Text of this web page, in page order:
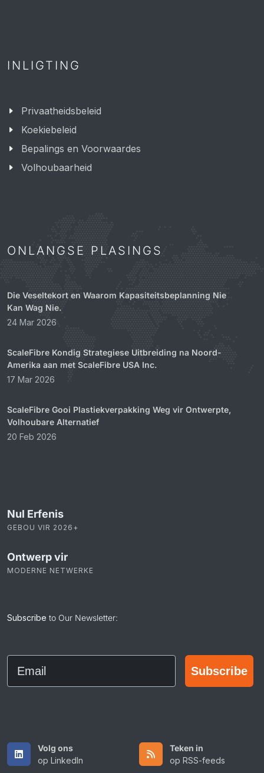
INLIGTING
Privaatheidsbeleid
Koekiebeleid
Bepalings en Voorwaardes
Volhoubaarheid
ONLANGSE PLASINGS
Die Veseltekort en Waarom Kapasiteitsbeplanning Nie
Kan Wag Nie.
24 Mar 2026
ScaleFibre Kondig Strategiese Uitbreiding na Noord-
Amerika aan met ScaleFibre USA Inc.
17 Mar 2026
ScaleFibre Gooi Plastiekverpakking Weg vir Ontwerpte,
Volhoubare Alternatief
20 Feb 2026
Nul Erfenis
GEBOU VIR 2026+
Ontwerp vir
MODERNE NETWERKE
Subscribe to Our Newsletter:
Email
Subscribe
Volg ons
op LinkedIn
Teken in
op RSS-feeds